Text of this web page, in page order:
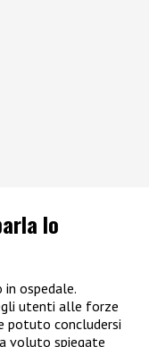
lo
ospedale.
utenti alle forze
potuto concludersi
voluto spiegate